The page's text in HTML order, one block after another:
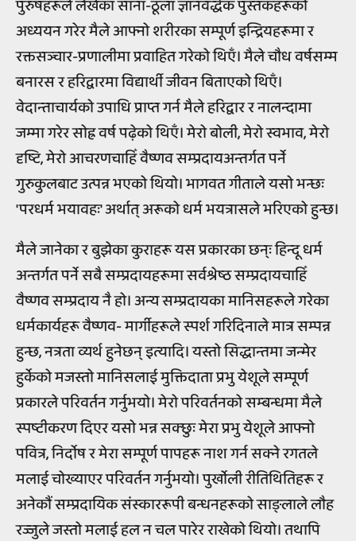
पुरुषहरूले लेखेका साना-ठूला ज्ञानवर्द्धक पुस्तकहरूको
अध्ययन गरेर मैले आफ्नो शरीरका सम्पूर्ण इन्द्रियहरूमा र
रक्तसञ्चार-प्रणालीमा प्रवाहित गरेको थिएँ। मैले चौध वर्षसम्म
बनारस र हरिद्वारमा विद्यार्थी जीवन बिताएको थिएँ।
वेदान्ताचार्यको उपाधि प्राप्त गर्न मैले हरिद्वार र नालन्दामा
जम्मा गरेर सोह्र वर्ष पढ़ेको थिएँ। मेरो बोली, मेरो स्वभाव, मेरो
दृष्टि, मेरो आचरणचाहिँ वैष्णव सम्प्रदायअन्तर्गत पर्ने
गुरुकुलबाट उत्पन्न भएको थियो। भागवत गीताले यसो भन्छः
'परधर्म भयावहः' अर्थात् अरूको धर्म भयत्रासले भरिएको हुन्छ।
मैले जानेका र बुझेका कुराहरू यस प्रकारका छन्ः हिन्दू धर्म
अन्तर्गत पर्ने सबै सम्प्रदायहरूमा सर्वश्रेष्ठ सम्प्रदायचाहिँ
वैष्णव सम्प्रदाय नै हो। अन्य सम्प्रदायका मानिसहरूले गरेका
धर्मकार्यहरू वैष्णव- मार्गीहरूले स्पर्श गरिदिनाले मात्र सम्पन्न
हुन्छ, नत्रता व्यर्थ हुनेछन् इत्यादि। यस्तो सिद्धान्तमा जन्मेर
हुर्केको मजस्तो मानिसलाई मुक्तिदाता प्रभु येशूले सम्पूर्ण
प्रकारले परिवर्तन गर्नुभयो। मेरो परिवर्तनको सम्बन्धमा मैले
स्पष्टीकरण दिएर यसो भन्न सक्छुः मेरा प्रभु येशूले आफ्नो
पवित्र, निर्दोष र मेरा सम्पूर्ण पापहरू नाश गर्न सक्ने रगतले
मलाई चोख्याएर परिवर्तन गर्नुभयो। पुर्खोली रीतिथितिहरू र
अनेकौं सम्प्रदायिक संस्काररूपी बन्धनहरूको साङ्लाले लौह
रज्जुले जस्तो मलाई हल न चल पारेर राखेको थियो। तथापि